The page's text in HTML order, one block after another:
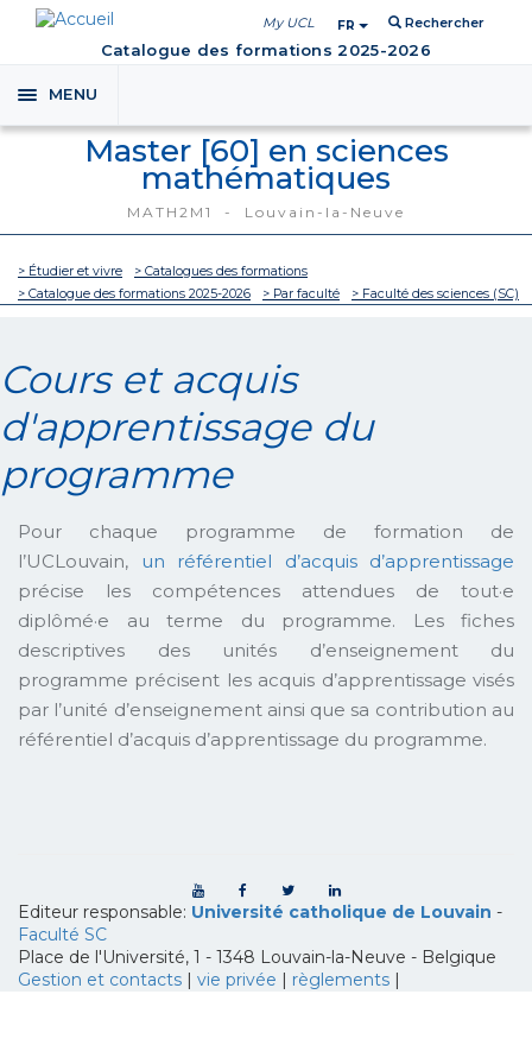
My UCL FR Rechercher
Catalogue des formations 2025-2026
Toggle
navigation
MENU
Master [60] en sciences
mathématiques
MATH2M1 - Louvain-la-Neuve
> Étudier et vivre
> Catalogues des formations
> Catalogue des formations 2025-2026
> Par faculté > Faculté des sciences (SC)
Cours et acquis
d'apprentissage du
programme
Pour chaque programme de formation de
l’UCLouvain, un référentiel d’acquis d’apprentissage
précise les compétences attendues de tout·e
diplômé·e au terme du programme. Les fiches
descriptives des unités d’enseignement du
programme précisent les acquis d’apprentissage visés
par l’unité d’enseignement ainsi que sa contribution au
référentiel d’acquis d’apprentissage du programme.
Editeur responsable: Université catholique de Louvain -
Faculté SC
Place de l'Université, 1 - 1348 Louvain-la-Neuve - Belgique
Gestion et contacts | vie privée | règlements |